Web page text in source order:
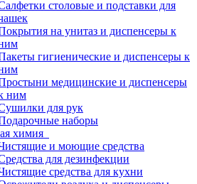
столовые и подставки для
на унитаз и диспенсеры к
гигиенические и диспенсеры к
медицинские и диспенсеры
ним
для рук
наборы
химия
и моющие средства
для дезинфекции
средства для кухни